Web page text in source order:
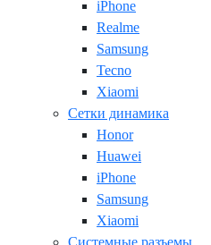
iPhone
Realme
Samsung
Tecno
Xiaomi
Сетки динамика
Honor
Huawei
iPhone
Samsung
Xiaomi